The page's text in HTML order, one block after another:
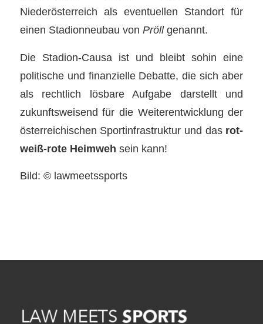
Niederösterreich als eventuellen Standort für
einen Stadionneubau von Pröllgenannt.
Die Stadion-Causa ist und bleibt sohin eine
politische und finanzielle Debatte, die sich aber
als rechtlich lösbare Aufgabe darstellt und
zukunftsweisend für die Weiterentwicklung der
österreichischen Sportinfrastruktur und das rot-
weiß-rote Heimweh sein kann!
Bild: © lawmeetssports